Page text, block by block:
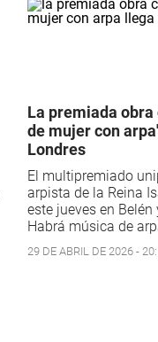
La premiada
de mujer con
Londres
El multipremiado
arpista de la Reina
este jueves en
Habrá música de
29 DE ABRIL DE 2026 -